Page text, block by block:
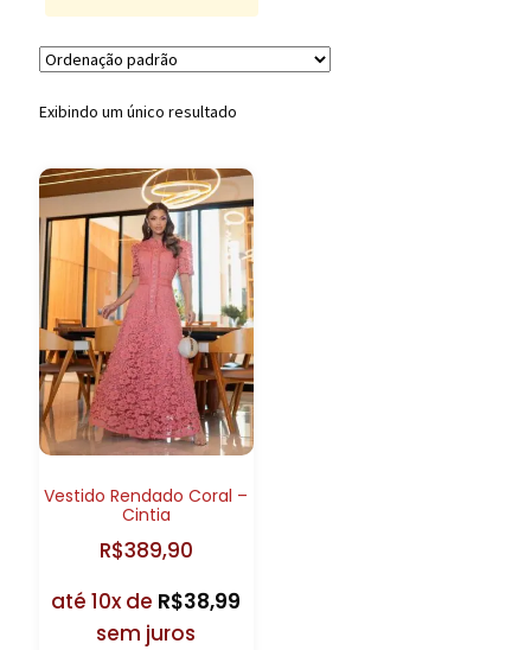
Exibindo um único resultado
Vestido Rendado Coral –
Cintia
R$389,90
até 10x de R$38,99
sem juros